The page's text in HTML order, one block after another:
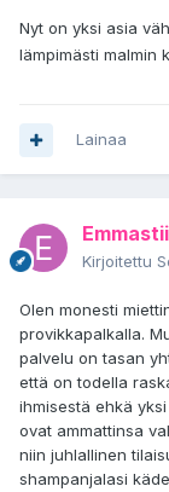
Nyt on yksi asia
lämpimästi malmin
Lainaa
Kirjoitettu
Olen monesti
provikkapalkalla.
palvelu on tasan
että on todella
ihmisestä ehkä
ovat ammattinsa
niin juhlallinen
shampanjalasi